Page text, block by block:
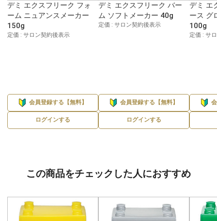
デミ エクスフリーク フォ
ーム ニュアンスメーカー
150g
定価 : サロン契約後表示
会員登録する【無料】
ログインする
デミ エクスフリーク バー
ム ソフトメーカー 40g
定価 : サロン契約後表示
会員登録する【無料】
ログインする
デミ エ
ース グ
100g
定価 : サ
この商品をチェックした人におすすめ